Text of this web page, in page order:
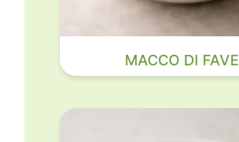
MACCO DI FAVE